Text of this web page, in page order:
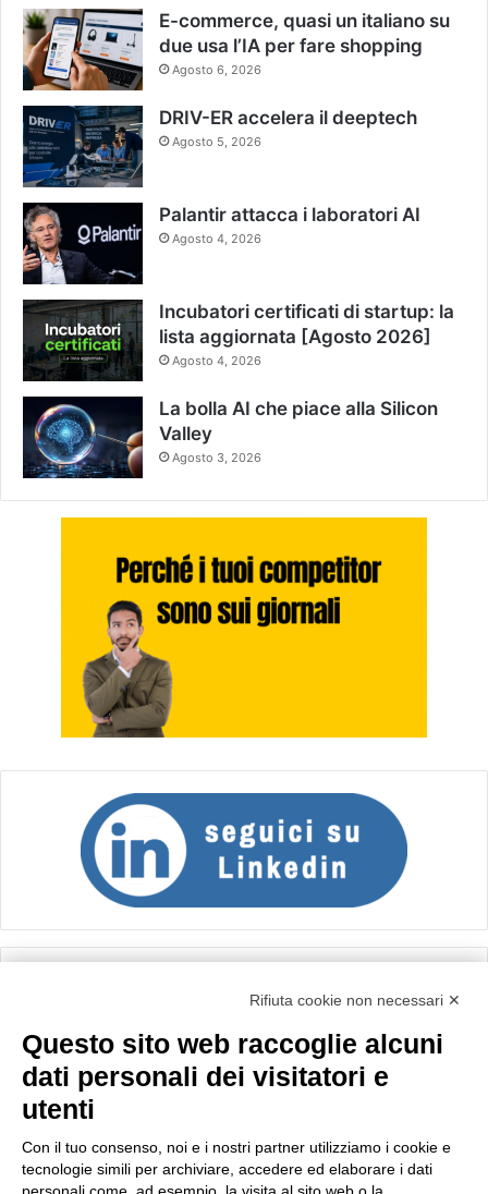
E-commerce, quasi un italiano su
due usa l’IA per fare shopping
Agosto 6, 2026
DRIV-ER accelera il deeptech
Agosto 5, 2026
Palantir attacca i laboratori AI
Agosto 4, 2026
Incubatori certificati di startup: la
lista aggiornata [Agosto 2026]
Agosto 4, 2026
La bolla AI che piace alla Silicon
Valley
Agosto 3, 2026
Importo netto (€):
Rifiuta cookie non necessari ✕
Questo sito web raccoglie alcuni
dati personali dei visitatori e
utenti
Con il tuo consenso, noi e i nostri partner utilizziamo i cookie e
tecnologie simili per archiviare, accedere ed elaborare i dati